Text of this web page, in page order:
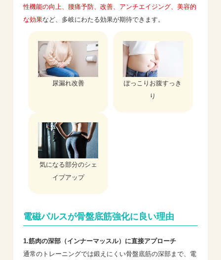
性機能の向上、腰痛予防、改善、アンチエイジング、美容的
な効果など、多岐にわたる効果が期待できます。
尿漏れ改善
ぽっこりお腹すっき
り
気になる部分のシェ
イプアップ
電磁パルスが骨盤底筋強化に良い理由
1.筋肉の深部（インナーマッスル）に直接アプローチ
通常のトレーニングでは鍛えにくい骨盤底筋の深部まで、電